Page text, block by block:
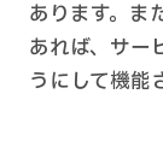
あります。ま
あれば、サー
うにして機能